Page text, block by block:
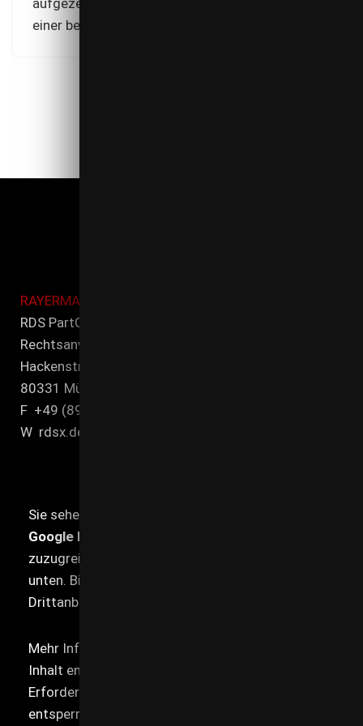
aufgezeichnete Sendung über das Internet zu
einer beliebigen Zeit anzusehen.
RAYERMANN DITTMEIER SEIFERT
RDS PartG mbB
Rechtsanwälte und Steuerberater
Hackenstr. 7
80331 MünchenT +49 (89) 21 545 00-0
F +49 (89) 21 545 00-90
W rdsx.de
Sie sehen gerade einen Platzhalterinhalt von
Google Maps
zuzugreifen, klicken Sie auf die Schaltfläche
unten. Bitte beachten Sie, dass dabei Daten an
Drittanbieter weitergegeben werden.
Mehr Informationen
Inhalt entsperren
Erforderlichen Service akzeptieren und Inhalte
entsperren